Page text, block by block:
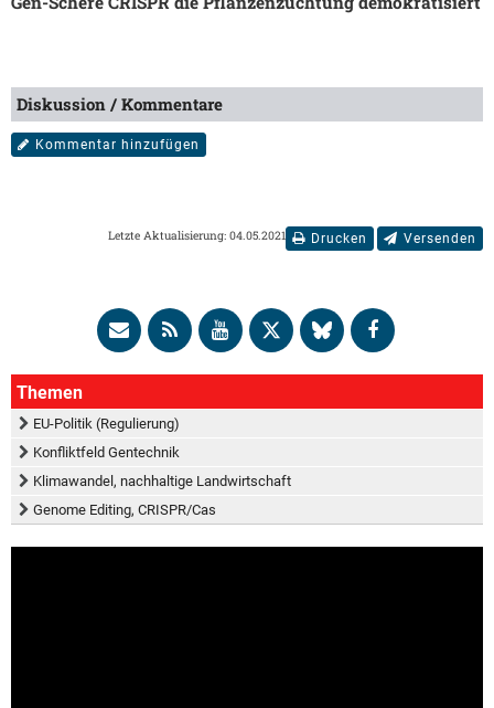
Diskussion / Kommentare
Kommentar hinzufügen
Drucken Versenden
Letzte Aktualisierung: 04.05.2021
Themen
EU-Politik (Regulierung)
Konfliktfeld Gentechnik
Klimawandel, nachhaltige Landwirtschaft
Genome Editing, CRISPR/Cas